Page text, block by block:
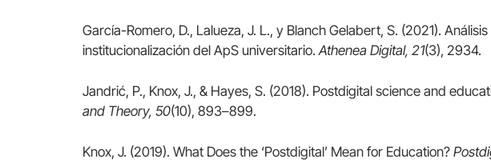
García-Romero, D., Lalueza, J. L., y Blanch Gelabert, S. (2021).
institucionalización del ApS universitario. Athenea Digital, 21(3), 2934.
Jandrić, P., Knox, J., & Hayes, S. (2018). Postdigital science and
and Theory, 50(10), 893–899.
Knox, J. (2019). What Does the ‘Postdigital’ Mean for Education?